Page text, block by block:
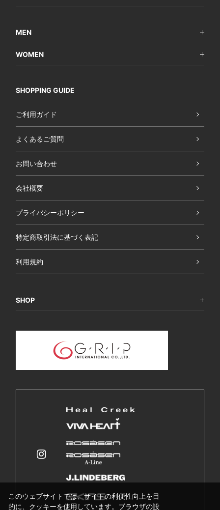
MEN
WOMEN
SHOPPING GUIDE
ご利用ガイド
よくあるご質問
お問い合わせ
会社概要
プライバシーポリシー
特定商取引法に基づく表記
利用規約
SHOP
このウェブサイトでは、サイトの利便性向上を目
的に、クッキーを使用しています。ブラウザの設